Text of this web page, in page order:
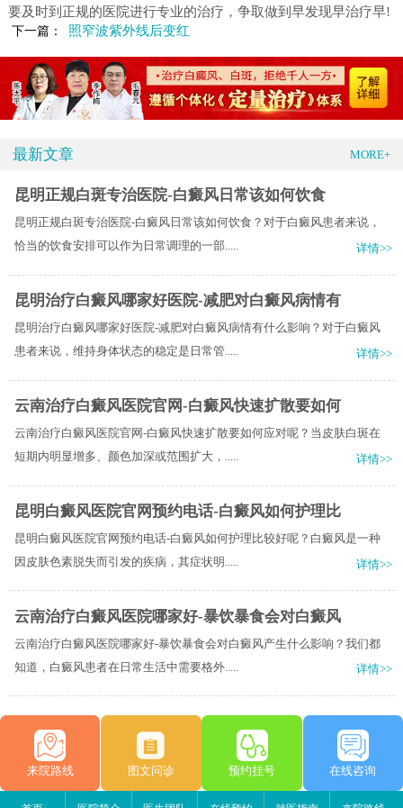
要及时到正规的医院进行专业的治疗，争取做到早发现早治疗早!
下一篇： 照窄波紫外线后变红
最新文章 MORE+
昆明正规白斑专治医院-白癜风日常该如何饮食
昆明正规白斑专治医院-白癜风日常该如何饮食？对于白癜风患者来说，
恰当的饮食安排可以作为日常调理的一部.....
详情>>
昆明治疗白癜风哪家好医院-减肥对白癜风病情有
昆明治疗白癜风哪家好医院-减肥对白癜风病情有什么影响？对于白癜风
患者来说，维持身体状态的稳定是日常管.....
详情>>
云南治疗白癜风医院官网-白癜风快速扩散要如何
云南治疗白癜风医院官网-白癜风快速扩散要如何应对呢？当皮肤白斑在
短期内明显增多、颜色加深或范围扩大，.....
详情>>
昆明白癜风医院官网预约电话-白癜风如何护理比
昆明白癜风医院官网预约电话-白癜风如何护理比较好呢？白癜风是一种
因皮肤色素脱失而引发的疾病，其症状明.....
详情>>
云南治疗白癜风医院哪家好-暴饮暴食会对白癜风
云南治疗白癜风医院哪家好-暴饮暴食会对白癜风产生什么影响？我们都
知道，白癜风患者在日常生活中需要格外.....
详情>>
来院路线 图文问诊 预约挂号 在线咨询